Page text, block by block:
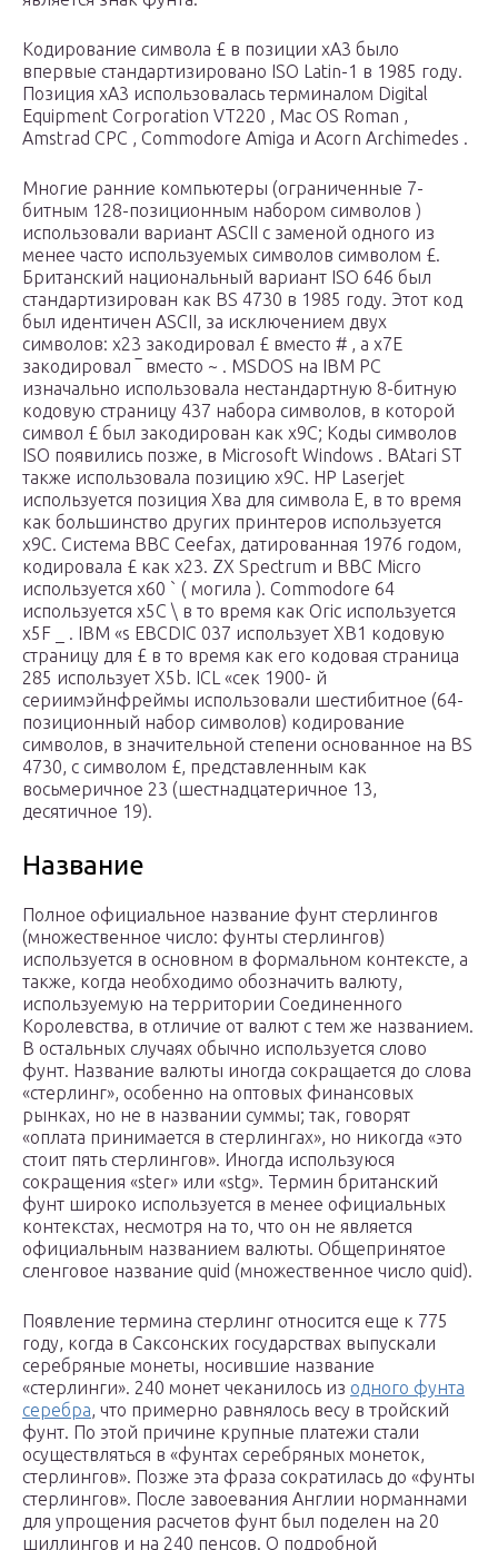
Кодирование символа £ в позиции xA3 было
впервые стандартизировано ISO Latin-1 в 1985 году.
Позиция xA3 использовалась терминалом Digital
Equipment Corporation VT220 , Mac OS Roman ,
Amstrad CPC , Commodore Amiga и Acorn Archimedes .
Многие ранние компьютеры (ограниченные 7-
битным 128-позиционным набором символов )
использовали вариант ASCII с заменой одного из
менее часто используемых символов символом £.
Британский национальный вариант ISO 646 был
стандартизирован как BS 4730 в 1985 году. Этот код
был идентичен ASCII, за исключением двух
символов: x23 закодировал £ вместо # , а x7E
закодировал‾вместо ~ . MSDOS на IBM PC
изначально использовала нестандартную 8-битную
кодовую страницу 437 набора символов, в которой
символ £ был закодирован как x9C; Коды символов
ISO появились позже, в Microsoft Windows . ВAtari ST
также использовала позицию x9C. HP Laserjet
используется позиция Хва для символа Е, в то время
как большинство других принтеров используется
x9C. Система BBC Ceefax, датированная 1976 годом,
кодировала £ как x23. ZX Spectrum и BBC Micro
используется x60 ` ( могила ). Commodore 64
используется x5C \ в то время как Oric используется
x5F
. IBM «s EBCDIC 037 использует XB1 кодовую
страницу для £ в то время как его кодовая страница
285 использует X5b. ICL «сек 1900- й
сериимэйнфреймы использовали шестибитное (64-
позиционный набор символов) кодирование
символов, в значительной степени основанное на BS
4730, с символом £, представленным как
восьмеричное 23 (шестнадцатеричное 13,
десятичное 19).
Название
Полное официальное название фунт стерлингов
(множественное число: фунты стерлингов)
используется в основном в формальном контексте, а
также, когда необходимо обозначить валюту,
используемую на территории Соединенного
Королевства, в отличие от валют с тем же названием.
В остальных случаях обычно используется слово
фунт. Название валюты иногда сокращается до слова
«стерлинг», особенно на оптовых финансовых
рынках, но не в названии суммы; так, говорят
«оплата принимается в стерлингах», но никогда «это
стоит пять стерлингов». Иногда используюся
сокращения «ster» или «stg». Термин британский
фунт широко используется в менее официальных
контекстах, несмотря на то, что он не является
официальным названием валюты. Общепринятое
сленговое название quid (множественное число quid).
Появление термина стерлинг относится еще к 775
году, когда в Саксонских государствах выпускали
серебряные монеты, носившие название
«стерлинги». 240 монет чеканилось из одного фунта
серебра, что примерно равнялось весу в тройский
фунт. По этой причине крупные платежи стали
осуществляться в «фунтах серебряных монеток,
стерлингов». Позже эта фраза сократилась до «фунты
стерлингов». После завоевания Англии норманнами
для упрощения расчетов фунт был поделен на 20
шиллингов и на 240 пенсов. О подробной